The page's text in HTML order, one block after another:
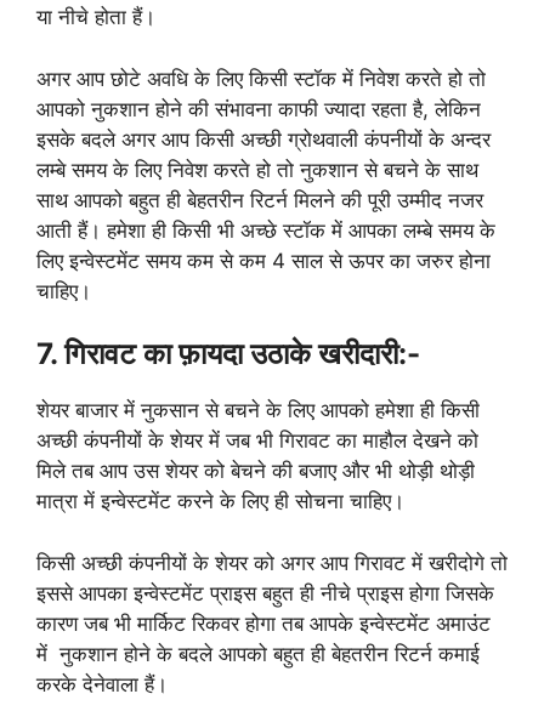
या नीचे होता हैं।
अगर आप छोटे अवधि के लिए किसी स्टॉक में निवेश करते हो तो
आपको नुकशान होने की संभावना काफी ज्यादा रहता है, लेकिन
इसके बदले अगर आप किसी अच्छी ग्रोथवाली कंपनीयों के अन्दर
लम्बे समय के लिए निवेश करते हो तो नुकशान से बचने के साथ
साथ आपको बहुत ही बेहतरीन रिटर्न मिलने की पूरी उम्मीद नजर
आती हैं। हमेशा ही किसी भी अच्छे स्टॉक में आपका लम्बे समय के
लिए इन्वेस्टमेंट समय कम से कम 4 साल से ऊपर का जरुर होना
चाहिए।
7. गिरावट का फ़ायदा उठाके खरीदारी:-
शेयर बाजार में नुकसान से बचने के लिए आपको हमेशा ही किसी
अच्छी कंपनीयों के शेयर में जब भी गिरावट का माहौल देखने को
मिले तब आप उस शेयर को बेचने की बजाए और भी थोड़ी थोड़ी
मात्रा में इन्वेस्टमेंट करने के लिए ही सोचना चाहिए।
किसी अच्छी कंपनीयों के शेयर को अगर आप गिरावट में खरीदोगे तो
इससे आपका इन्वेस्टमेंट प्राइस बहुत ही नीचे प्राइस होगा जिसके
कारण जब भी मार्किट रिकवर होगा तब आपके इन्वेस्टमेंट अमाउंट
में नुकशान होने के बदले आपको बहुत ही बेहतरीन रिटर्न कमाई
करके देनेवाला हैं।